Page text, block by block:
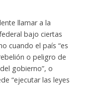
llamar a la
bajo ciertas
cuando el país “es
o peligro de
gobierno”, o
“ejecutar las leyes